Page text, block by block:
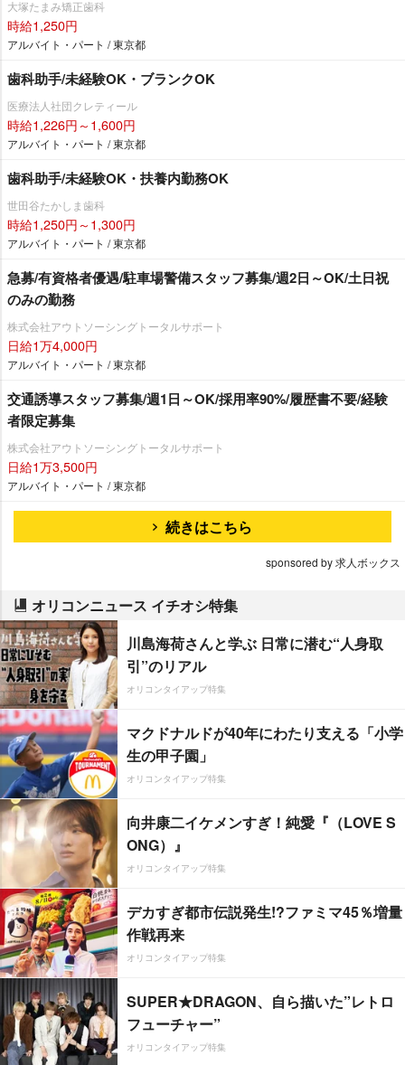
大塚たまみ矯正歯科
時給1,250円
アルバイト・パート / 東京都
歯科助手/未経験OK・ブランクOK
医療法人社団クレティール
時給1,226円～1,600円
アルバイト・パート / 東京都
歯科助手/未経験OK・扶養内勤務OK
世田谷たかしま歯科
時給1,250円～1,300円
アルバイト・パート / 東京都
急募/有資格者優遇/駐車場警備スタッフ募集/週2日～OK/土日祝
のみの勤務
株式会社アウトソーシングトータルサポート
日給1万4,000円
アルバイト・パート / 東京都
交通誘導スタッフ募集/週1日～OK/採用率90%/履歴書不要/経験
者限定募集
株式会社アウトソーシングトータルサポート
日給1万3,500円
アルバイト・パート / 東京都
続きはこちら
sponsored by 求人ボックス
オリコンニュース イチオシ特集
川島海荷さんと学ぶ 日常に潜む“人身取
引”のリアル
オリコンタイアップ特集
マクドナルドが40年にわたり支える「小学
生の甲子園」
オリコンタイアップ特集
向井康二イケメンすぎ！純愛『（LOVE S
ONG）』
オリコンタイアップ特集
デカすぎ都市伝説発生!?ファミマ45％増量
作戦再来
オリコンタイアップ特集
SUPER★DRAGON、自ら描いた”レトロ
フューチャー”
オリコンタイアップ特集